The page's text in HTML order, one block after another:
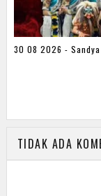
30 08 2026 - Sandya
TIDAK ADA